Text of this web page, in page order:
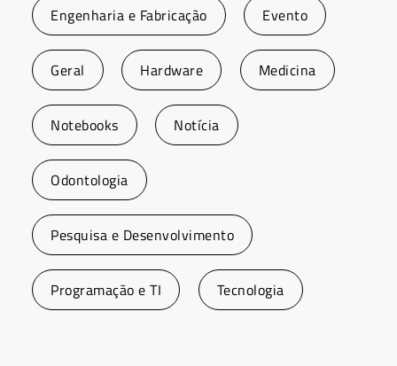
Engenharia e Fabricação Evento
Geral Hardware Medicina
Notebooks Notícia
Odontologia
Pesquisa e Desenvolvimento
Programação e TI Tecnologia